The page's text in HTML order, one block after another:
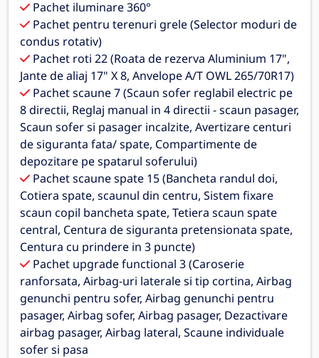
Pachet iluminare 360°
Pachet pentru terenuri grele (Selector moduri de
condus rotativ)
Pachet roti 22 (Roata de rezerva Aluminium 17",
Jante de aliaj 17" X 8, Anvelope A/T OWL 265/70R17)
Pachet scaune 7 (Scaun sofer reglabil electric pe
8 directii, Reglaj manual in 4 directii - scaun pasager,
Scaun sofer si pasager incalzite, Avertizare centuri
de siguranta fata/ spate, Compartimente de
depozitare pe spatarul soferului)
Pachet scaune spate 15 (Bancheta randul doi,
Cotiera spate, scaunul din centru, Sistem fixare
scaun copil bancheta spate, Tetiera scaun spate
central, Centura de siguranta pretensionata spate,
Centura cu prindere in 3 puncte)
Pachet upgrade functional 3 (Caroserie
ranforsata, Airbag-uri laterale si tip cortina, Airbag
genunchi pentru sofer, Airbag genunchi pentru
pasager, Airbag sofer, Airbag pasager, Dezactivare
airbag pasager, Airbag lateral, Scaune individuale
sofer si pasa